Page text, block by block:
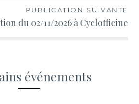
PUBLICATION SUIVANTE
du 02/11/2026 à Cyclofficine
événements